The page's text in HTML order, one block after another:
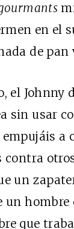
en el
de pan
el Johnny
sin usar
a
un
un hombre
que